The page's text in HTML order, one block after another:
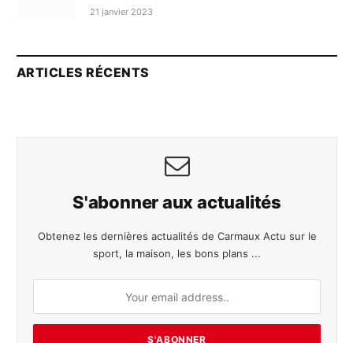
21 janvier 2023
ARTICLES RÉCENTS
S'abonner aux actualités
Obtenez les dernières actualités de Carmaux Actu sur le
sport, la maison, les bons plans ...